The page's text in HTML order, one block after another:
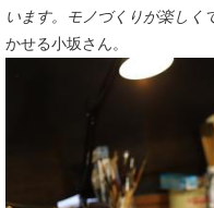
います。モノづくりが楽しく
かせる小坂さん。